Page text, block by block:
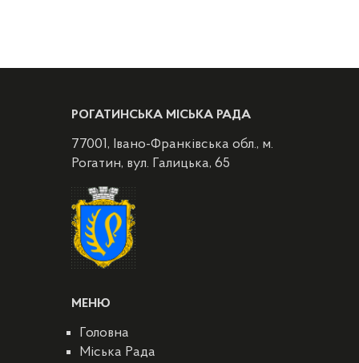
РОГАТИНСЬКА МІСЬКА РАДА
77001, Івано-Франківська обл., м.
Рогатин, вул. Галицька, 65
МЕНЮ
Головна
Міська Рада